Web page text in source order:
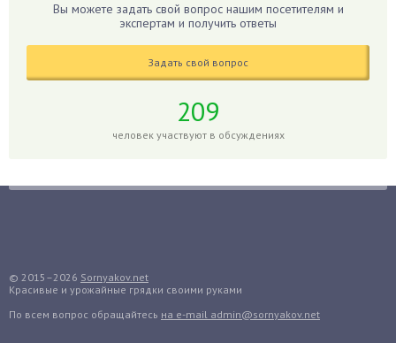
Годжи
Голубика
Гуава
Гузмания
Дайкон
Вы можете задать свой вопрос нашим посетителям и
экспертам и получить ответы
Задать свой вопрос
209
человек участвуют в обсуждениях
© 2015–2026 Sornyakov.net
Красивые и урожайные грядки своими руками
По всем вопрос обращайтесь на e-mail admin@sornyakov.net